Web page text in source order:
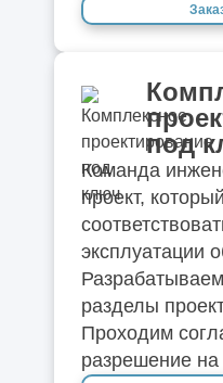
под
Команда
проект,
эксплуатации
разделы
Проходим
разрешение на